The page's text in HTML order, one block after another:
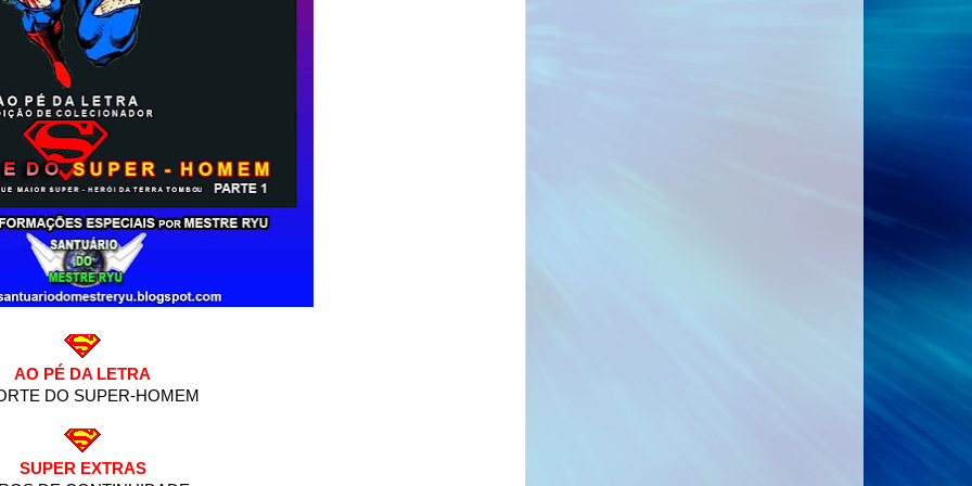
AO PÉ DA LETRA
DO SUPER-HOMEM
SUPER EXTRAS